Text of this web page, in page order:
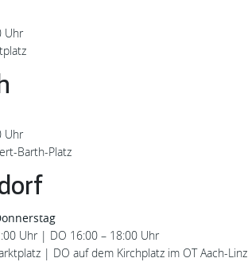
Uhr
Uhr
Barth-Platz
Uhr | DO 16:00 – 18:00 Uhr
| DO auf dem Kirchplatz im OT Aach-Linz